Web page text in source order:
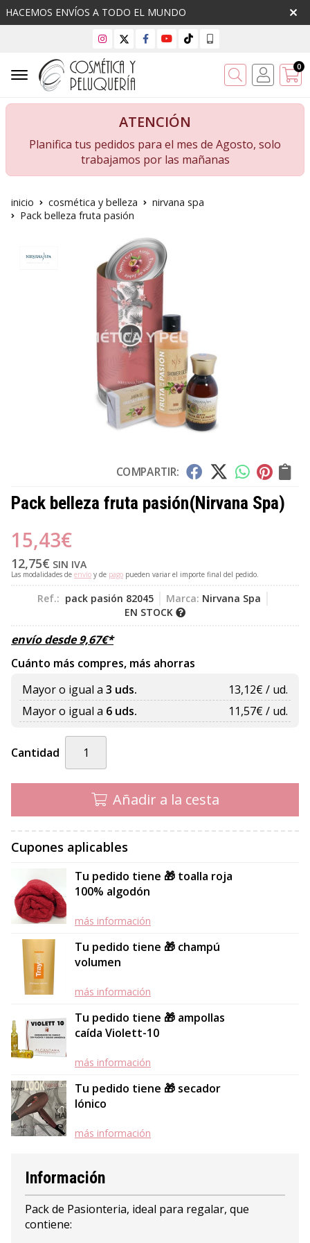
HACEMOS ENVÍOS A TODO EL MUNDO
Buscar 0
ATENCIÓN
Planifica tus pedidos para el mes de Agosto, solo
trabajamos por las mañanas
inicio cosmética y belleza
nirvana spa
Pack belleza fruta pasión
COMPARTIR:
Pack belleza fruta pasión(Nirvana Spa)
15,43€
12,75€ SIN IVA
Las modalidades de envío y de pago pueden variar el importe final del pedido.
Ref.: pack pasión 82045 Marca: Nirvana Spa
EN STOCK
envío desde9,67€*
Cuánto más compres, más ahorras
Mayor o igual a 3 uds. 13,12€ / ud.
Mayor o igual a 6 uds. 11,57€ / ud.
Cantidad
Añadir a la cesta
Cupones aplicables
Tu pedido tiene 🎁 toalla roja
100% algodón
más información
Tu pedido tiene 🎁 champú
volumen
más información
Tu pedido tiene 🎁 ampollas
caída Violett-10
más información
Tu pedido tiene 🎁 secador
Iónico
más información
Información
Pack de Pasionteria, ideal para regalar, que
contiene: